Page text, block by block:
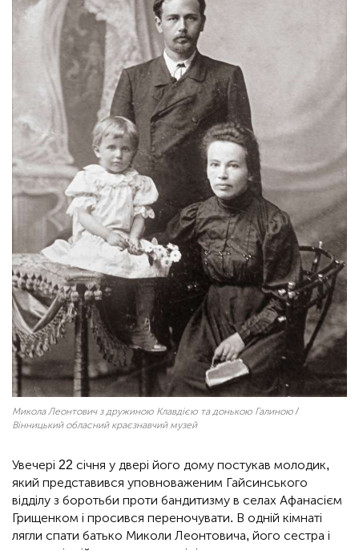
Микола Леонтович з дружиною Клавдією та донькою Галиною /
Вінницький обласний краєзнавчий музей
Увечері 22 січня у двері його дому постукав молодик,
який представився уповноваженим Гайсинського
відділу з боротьби проти бандитизму в селах Афанасієм
Грищенком і просився переночувати. В одній кімнаті
лягли спати батько Миколи Леонтовича, його сестра і